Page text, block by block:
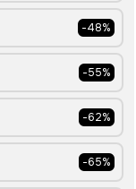
-48%
-55%
-62%
-65%